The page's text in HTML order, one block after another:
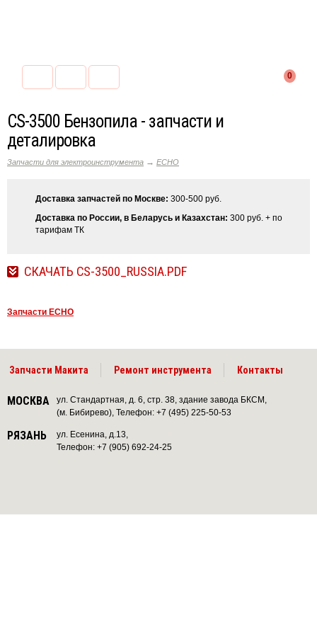
0
CS-3500 Бензопила - запчасти и
деталировка
Запчасти для электроинструмента → ECHO
Доставка запчастей по Москве: 300-500 руб.
Доставка по России, в Беларусь и Казахстан: 300 руб. + по
тарифам ТК
СКАЧАТЬ CS-3500_RUSSIA.PDF
Запчасти ECHO
Запчасти Макита Ремонт инструмента Контакты
МОСКВА
ул. Стандартная, д. 6, стр. 38, здание завода БКСМ,
(м. Бибирево), Телефон: +7 (495) 225-50-53
РЯЗАНЬ
ул. Есенина, д.13,
Телефон: +7 (905) 692-24-25